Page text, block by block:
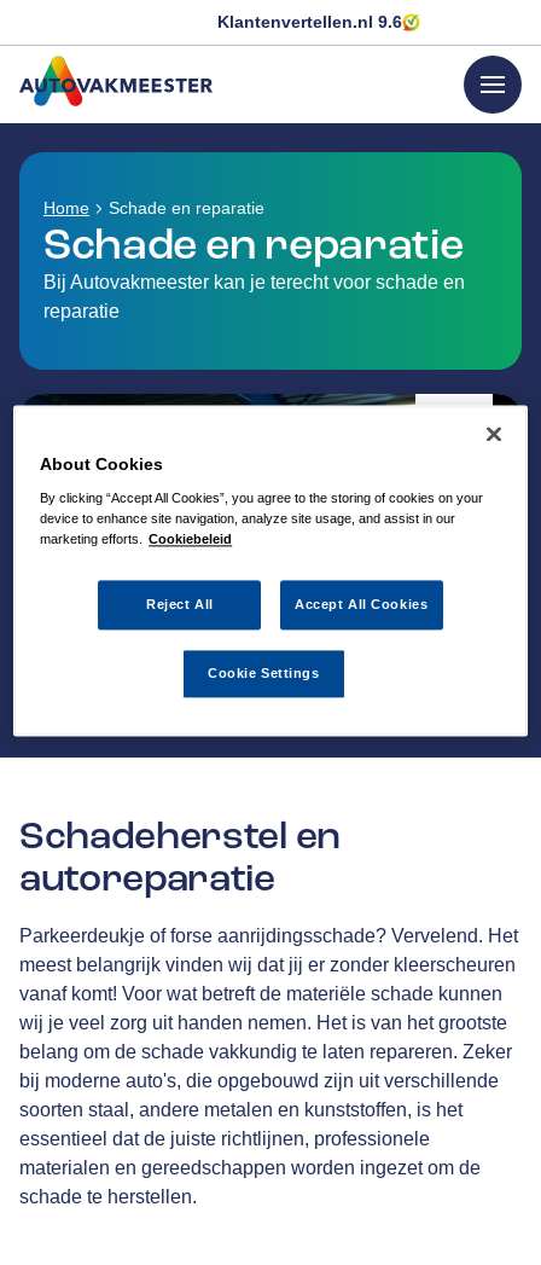
About Cookies
By clicking “Accept All Cookies”, you agree to the storing of cookies on your
device to enhance site navigation, analyze site usage, and assist in our
marketing efforts.
Cookiebeleid
Reject All Accept All Cookies
Cookie Settings
Klantenvertellen.nl 9.6
GA NAAR DE HOMEPAGINA
menu
Home Schade en reparatie
Schade en reparatie
Bij Autovakmeester kan je terecht voor schade en
reparatie
Schadeherstel en
autoreparatie
Parkeerdeukje of forse aanrijdingsschade? Vervelend. Het
meest belangrijk vinden wij dat jij er zonder kleerscheuren
vanaf komt! Voor wat betreft de materiële schade kunnen
wij je veel zorg uit handen nemen. Het is van het grootste
belang om de schade vakkundig te laten repareren. Zeker
bij moderne auto's, die opgebouwd zijn uit verschillende
soorten staal, andere metalen en kunststoffen, is het
essentieel dat de juiste richtlijnen, professionele
materialen en gereedschappen worden ingezet om de
schade te herstellen.